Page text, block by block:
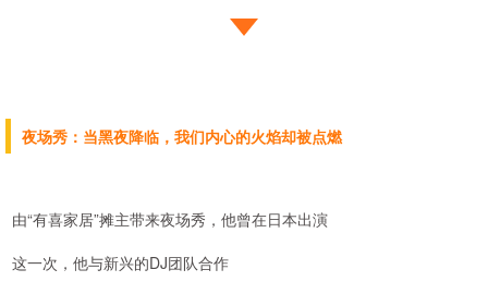
夜场秀：当黑夜降临，我们内心的火焰却被点燃
由“有喜家居”摊主带来夜场秀，他曾在日本出演
这一次，他与新兴的DJ团队合作